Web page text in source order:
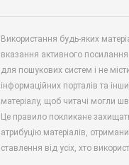
Використання будь-яких
вказання активного
для пошукових систем і не
інформаційних порталів та
матеріалу, щоб читачі могли
Це правило покликане
атрибуцію матеріалів,
ставлення від усіх, хто